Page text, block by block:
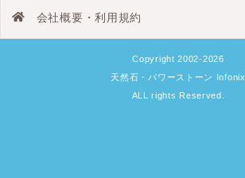
会社概要・利用規約
Copyright 2002-2026
天然石・パワーストーン Infonix
ALL rights Reserved.